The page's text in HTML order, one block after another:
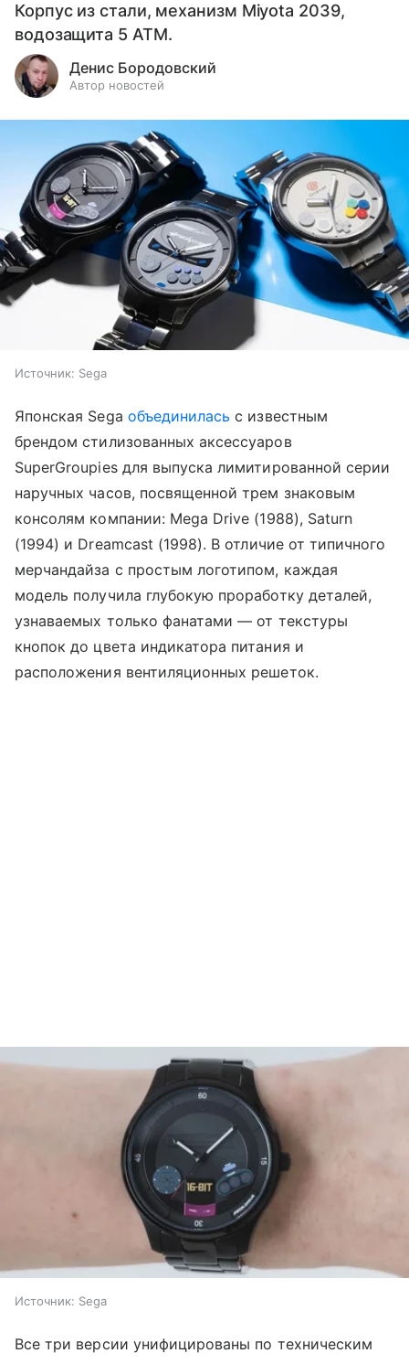
Корпус из стали, механизм Miyota 2039,
водозащита 5 ATM.
Денис Бородовский
Автор новостей
Источник: Sega
Японская Sega объединилась с известным
брендом стилизованных аксессуаров
SuperGroupies для выпуска лимитированной серии
наручных часов, посвященной трем знаковым
консолям компании: Mega Drive (1988), Saturn
(1994) и Dreamcast (1998). В отличие от типичного
мерчандайза с простым логотипом, каждая
модель получила глубокую проработку деталей,
узнаваемых только фанатами — от текстуры
кнопок до цвета индикатора питания и
расположения вентиляционных решеток.
Источник: Sega
Все три версии унифицированы по техническим